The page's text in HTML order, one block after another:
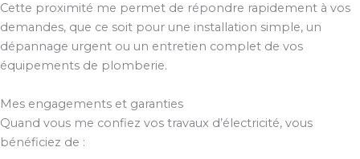
Cette proximité me permet de répondre rapidement à vos
demandes, que ce soit pour une installation simple, un
dépannage urgent ou un entretien complet de vos
équipements de plomberie.
Mes engagements et garanties
Quand vous me confiez vos travaux d’électricité, vous
bénéficiez de :